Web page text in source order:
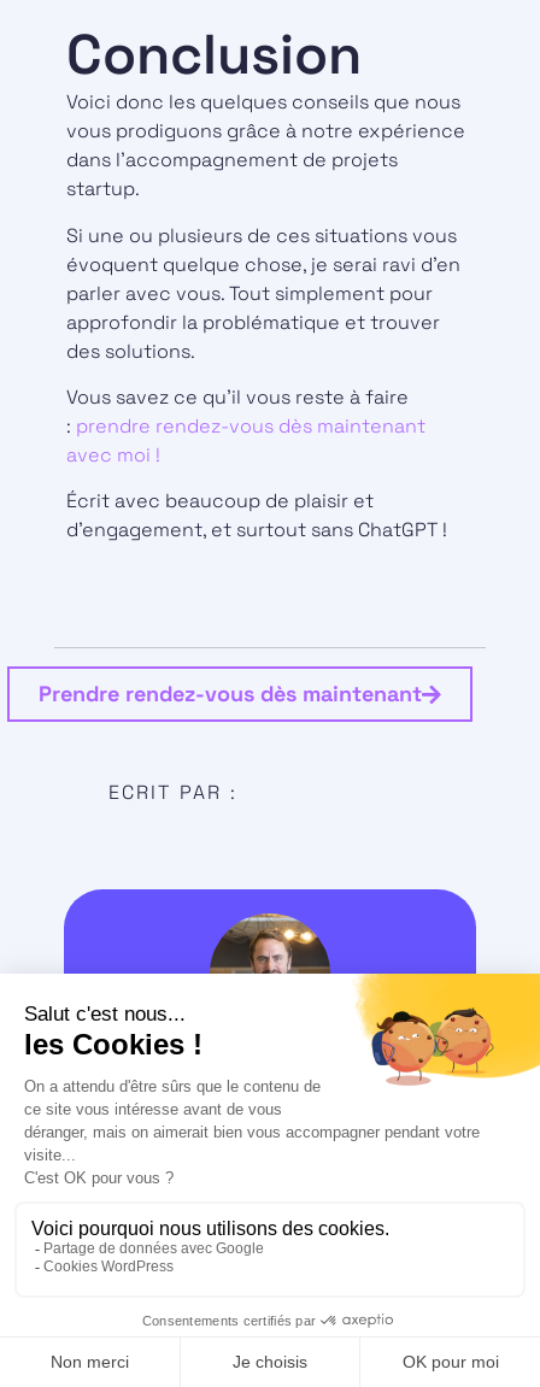
Conclusion
Voici donc les quelques conseils que nous
vous prodiguons grâce à notre expérience
dans l’accompagnement de projets
startup.
Si une ou plusieurs de ces situations vous
évoquent quelque chose, je serai ravi d’en
parler avec vous. Tout simplement pour
approfondir la problématique et trouver
des solutions.
Vous savez ce qu’il vous reste à faire
: prendre rendez-vous dès maintenant
avec moi !
Écrit avec beaucoup de plaisir et
d’engagement, et surtout sans ChatGPT !
Prendre rendez-vous dès maintenant
ECRIT PAR :
Manuel AGARD
Ingénieur de formation, je me définis
comme un passionné des nouvelles
technologies et du monde digital.
nouveaux challenges toujours plus
ambitieux, avec toujours l'envie de
concepts pour contribuer aux
l'innovation technologique.